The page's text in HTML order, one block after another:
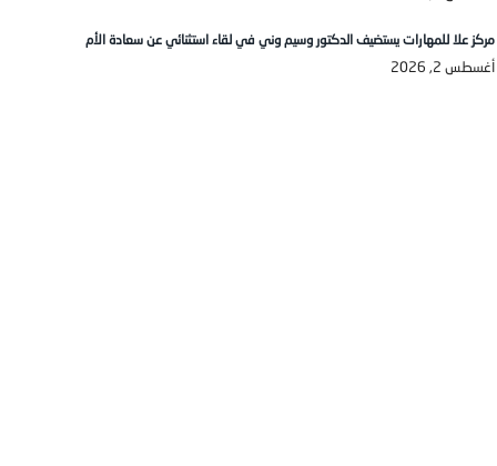
مركز علا للمهارات يستضيف الدكتور وسيم وني في لقاء استثنائي عن سعادة الأم
أغسطس 2, 2026